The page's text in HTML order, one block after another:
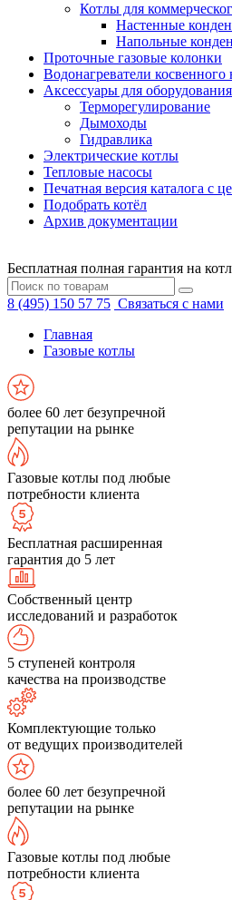
Котлы для
Настенные
Напольные
Проточные газовые колонки
Водонагреватели косвенного
Аксессуары для оборудования
Терморегулирование
Дымоходы
Гидравлика
Электрические котлы
Тепловые насосы
Печатная версия каталога с
Подобрать котёл
Архив документации
Бесплатная полная гарантия на
8 (495) 150 57 75 Связаться с нами
Главная
Газовые котлы
более 60 лет безупречной
репутации на рынке
Газовые котлы под любые
потребности клиента
Бесплатная расширенная
гарантия до 5 лет
Собственный центр
исследований и разработок
5 ступеней контроля
качества на производстве
Комплектующие только
от ведущих производителей
более 60 лет безупречной
репутации на рынке
Газовые котлы под любые
потребности клиента